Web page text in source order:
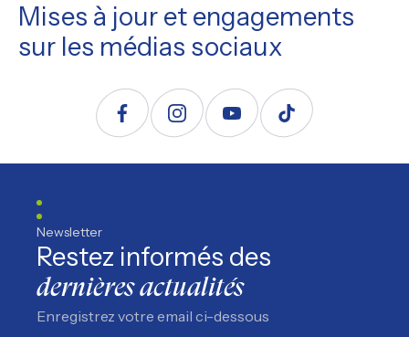
Mises à jour et engagements
sur les médias sociaux
Newsletter
Restez informés des
dernières actualités
Enregistrez votre email ci-dessous